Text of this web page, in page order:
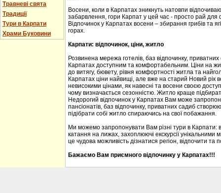
Травневі свята
Традиції
Тури в Карпати
Храми Буковини
Восени, коли в Карпатах зникнуть натовпи
забарвлення, гори Карпат у цей час - просто рай
Відпочинок у Карпатах восени – збирання грибів та
горах.
Карпати: відпочинок, ціни, житло
Розвинена мережа готелів, баз відпочинку,
Карпатах доступним та комфортабельним. Ціни на
до витягу, бювету, рівня комфортності житла та
Карпатах ціни найвищі, але вже на старий Новий рік
невисокими цінами, як навесні та восени своєю
чому визначається сезонністю. Житло краще
Недорогий відпочинок у Карпатах Вам може
пансіонатів, баз відпочинку, приватних садиб
підібрати собі житло спираючись на свої побажання.
Ми можемо запропонувати Вам різні тури в Карпати:
катання на лижах, захоплюючі екскурсії
це чудова можливість дізнатися регіон, відпочити та
Бажаємо Вам приємного відпочинку у Карпатах!!!